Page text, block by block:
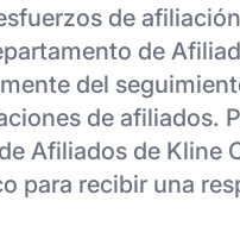
de
de
del
de afiliados.
Afiliados de Kline
para recibir una